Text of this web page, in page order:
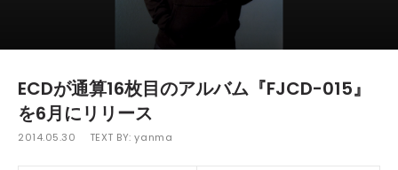
ECDが通算16枚目のアルバム『FJCD-015』
を6月にリリース
2014.05.30 TEXT BY:yanma